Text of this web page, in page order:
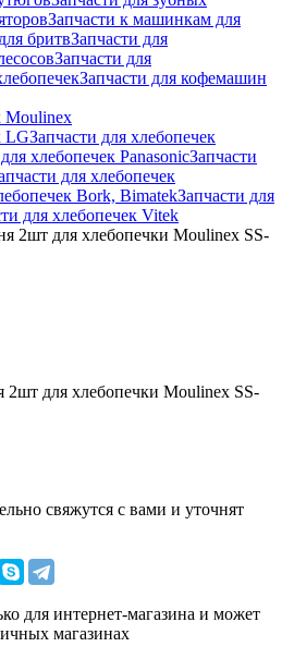
Запчасти к машинкам для
бритвЗапчасти для
Запчасти для
Запчасти для кофемашин
Moulinex
LGЗапчасти для хлебопечек
хлебопечек PanasonicЗапчасти
для хлебопечек
Bork, BimatekЗапчасти для
для хлебопечек Vitek
2шт для хлебопечки Moulinex SS-
для хлебопечки Moulinex SS-
свяжутся с вами и уточнят
для интернет-магазина и может
магазинах